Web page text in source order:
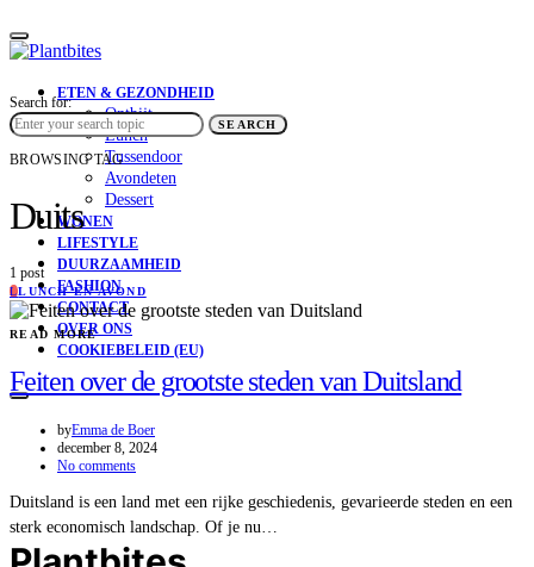
ETEN & GEZONDHEID
Ontbijt
Lunch
Tussendoor
Avondeten
Dessert
WONEN
LIFESTYLE
DUURZAAMHEID
FASHION
CONTACT
OVER ONS
COOKIEBELEID (EU)
Search for:
SEARCH
BROWSING TAG
Duits
1 post
LLUNCH EN AVOND
READ MORE
Feiten over de grootste steden van Duitsland
byEmma de Boer
december 8, 2024
No comments
Duitsland is een land met een rijke geschiedenis, gevarieerde steden en een
sterk economisch landschap. Of je nu…